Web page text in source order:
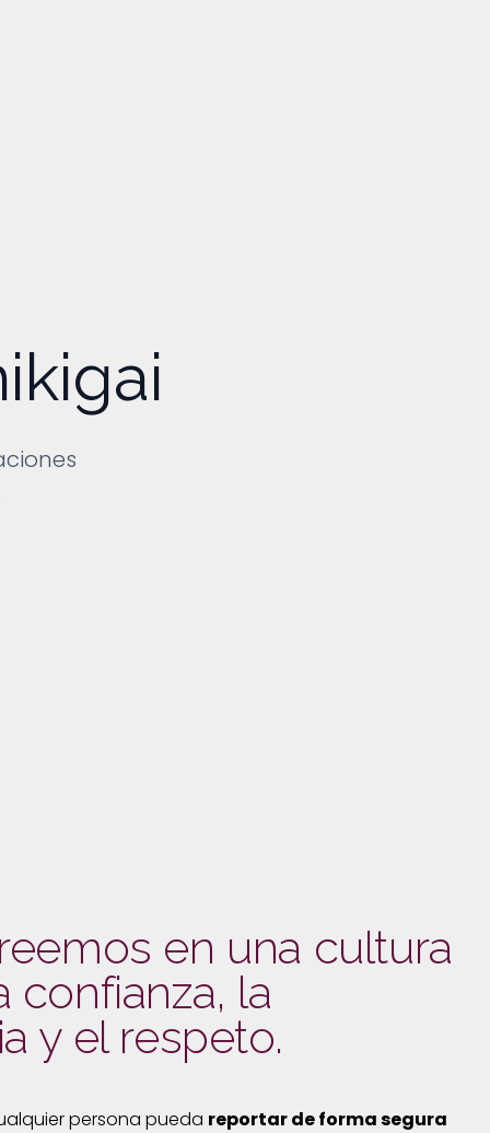
en una cultura
confianza, la
y el respeto.
persona pueda reportar de forma segura